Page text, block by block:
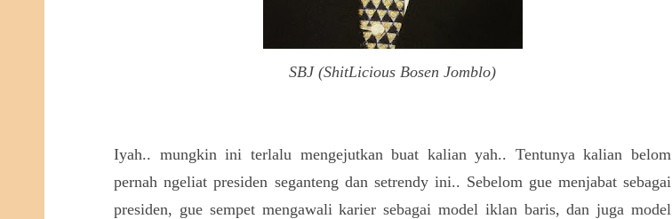
SBJ (ShitLicious Bosen Jomblo)
Iyah.. mungkin ini terlalu mengejutkan buat kalian yah.. Tentunya kalian belom
pernah ngeliat presiden seganteng dan setrendy ini.. Sebelom gue menjabat sebagai
presiden, gue sempet mengawali karier sebagai model iklan baris, dan juga model